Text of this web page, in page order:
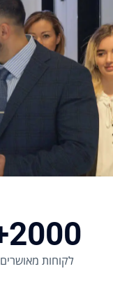
2000+
לקוחות מאושרים